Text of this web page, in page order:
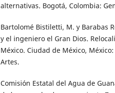
alternativas. Bogotá, Colombia:
Bartolomé Bistiletti, M. y Barabas
y el ingeniero el Gran Dios.
México. Ciudad de México,
Artes.
Comisión Estatal del Agua de